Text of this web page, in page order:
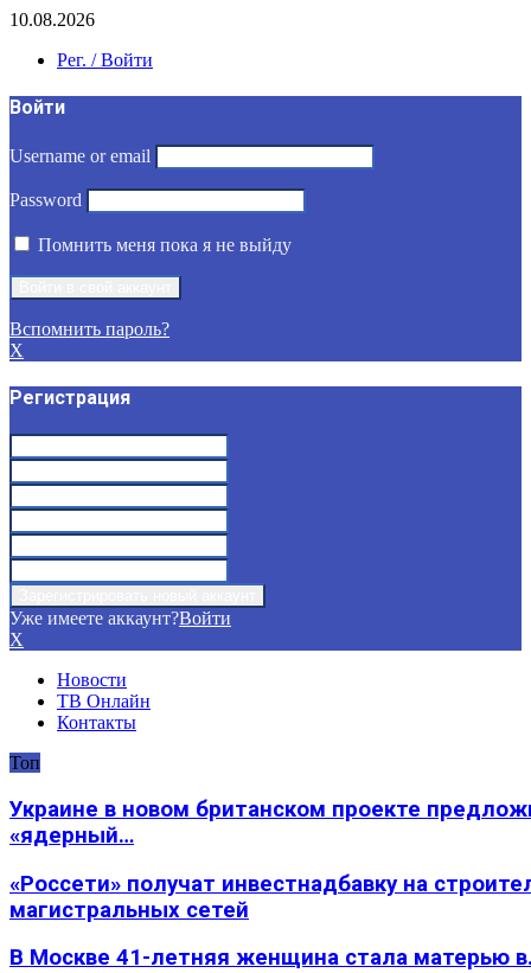
10.08.2026
Рег. / Войти
Войти
Username or email
Password
Помнить меня пока я не выйду
Вспомнить пароль?
X
Регистрация
Уже имеете аккаунт?Войти
X
Новости
ТВ Онлайн
Контакты
Топ
Украине в новом британском проекте
«ядерный…
«Россети» получат инвестнадбавку на
магистральных сетей
В Москве 41-летняя женщина стала матерью